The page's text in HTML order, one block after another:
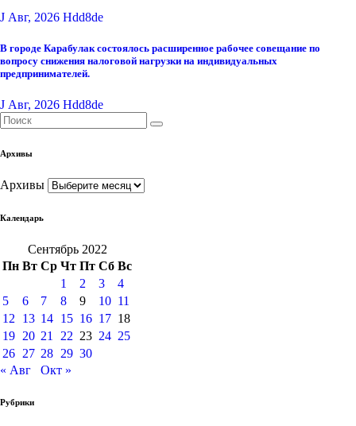
J Авг, 2026 Hdd8de
В городе Карабулак состоялось расширенное рабочее совещание по
вопросу снижения налоговой нагрузки на индивидуальных
предпринимателей.
J Авг, 2026 Hdd8de
Архивы
Архивы
Календарь
Сентябрь 2022
Пн Вт Ср Чт Пт Сб Вс
1
2 3
4
5
6 7 8 9 10 11
12
13 14 15 16 17 18
19 20 21 22 23 24 25
26 27 28 29 30
« Авг
Окт »
Рубрики